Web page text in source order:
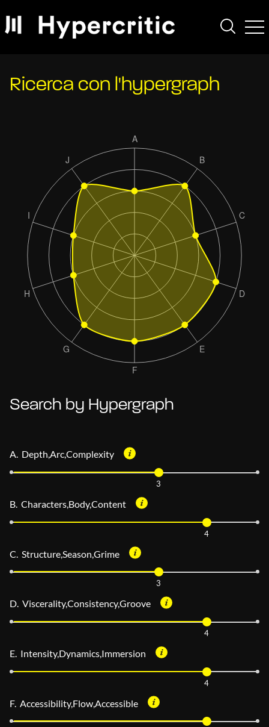
Ricerca con l'hypergraph
Search by Hypergraph
A. Depth,Arc,Complexity
3
B. Characters,Body,Content
4
C. Structure,Season,Grime
3
D. Viscerality,Consistency,Groove
4
E. Intensity,Dynamics,Immersion
4
F. Accessibility,Flow,Accessible